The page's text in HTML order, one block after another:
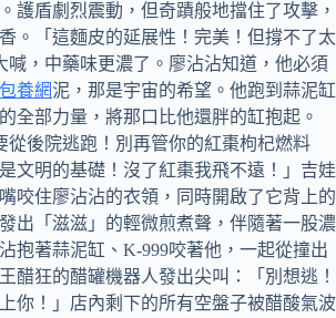
護盾劇烈震動，但奇蹟般地擋住了攻擊，
。「這麵皮的延展性！完美！但撐不了太
喊，中藥味更濃了。廖沾沾知道，他必須
包養網泥，那是宇宙的希望。他跑到蒜泥缸
全部力量，將那口比他還胖的缸抱起。
從後院逃跑！別再管你的紅棗枸杞燃料
文明的基礎！沒了紅棗我飛不遠！」吉娃
咬住廖沾沾的衣領，同時開啟了它背上的
出「滋滋」的輕微煎煮聲，伴隨著一股濃
抱著蒜泥缸、K-999咬著他，一起從撞出
醋狂的醋罐機器人發出尖叫：「別想逃！
你！」店內剩下的所有空盤子被醋酸氣波